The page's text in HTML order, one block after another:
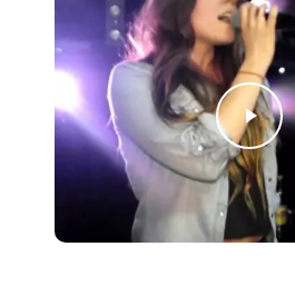
Play Video